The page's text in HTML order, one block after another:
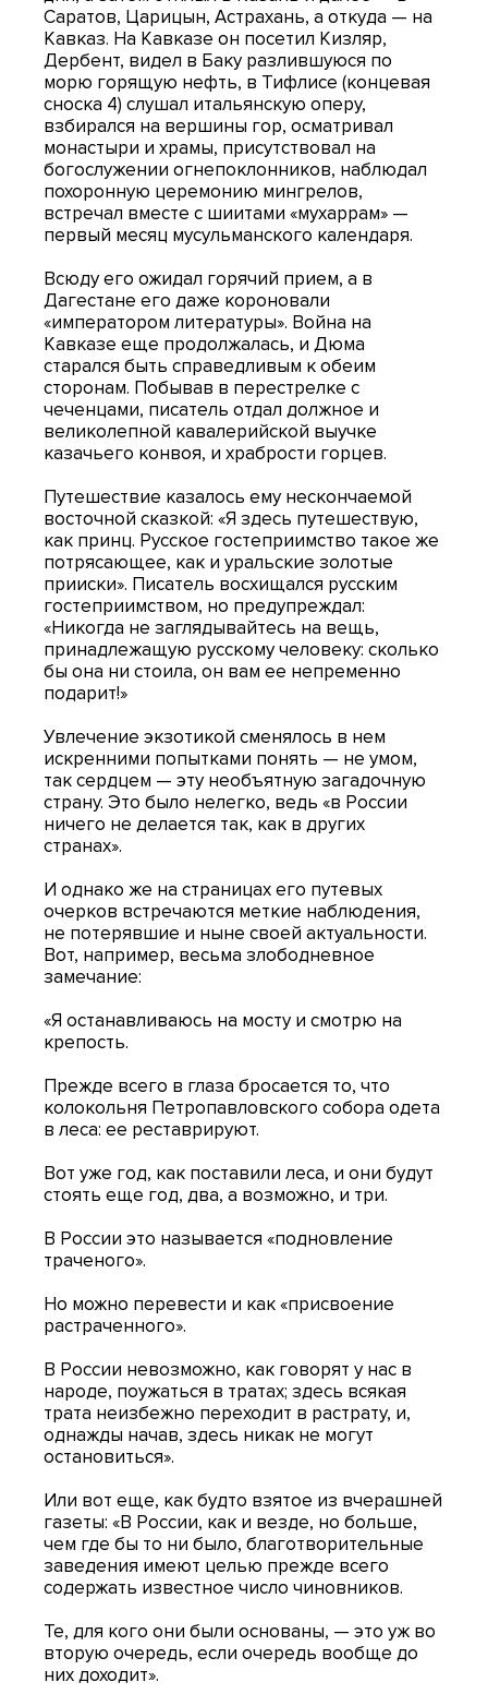
Саратов, Царицын, Астрахань, а откуда — на
Кавказ. На Кавказе он посетил Кизляр,
Дербент, видел в Баку разлившуюся по
морю горящую нефть, в Тифлисе (концевая
сноска 4) слушал итальянскую оперу,
взбирался на вершины гор, осматривал
монастыри и храмы, присутствовал на
богослужении огнепоклонников, наблюдал
похоронную церемонию мингрелов,
встречал вместе с шиитами «мухаррам» —
первый месяц мусульманского календаря.
Всюду его ожидал горячий прием, а в
Дагестане его даже короновали
«императором литературы». Война на
Кавказе еще продолжалась, и Дюма
старался быть справедливым к обеим
сторонам. Побывав в перестрелке с
чеченцами, писатель отдал должное и
великолепной кавалерийской выучке
казачьего конвоя, и храбрости горцев.
Путешествие казалось ему нескончаемой
восточной сказкой: «Я здесь путешествую,
как принц. Русское гостеприимство такое же
потрясающее, как и уральские золотые
прииски». Писатель восхищался русским
гостеприимством, но предупреждал:
«Никогда не заглядывайтесь на вещь,
принадлежащую русскому человеку: сколько
бы она ни стоила, он вам ее непременно
подарит!»
Увлечение экзотикой сменялось в нем
искренними попытками понять — не умом,
так сердцем — эту необъятную загадочную
страну. Это было нелегко, ведь «в России
ничего не делается так, как в других
странах».
И однако же на страницах его путевых
очерков встречаются меткие наблюдения,
не потерявшие и ныне своей актуальности.
Вот, например, весьма злободневное
замечание:
«Я останавливаюсь на мосту и смотрю на
крепость.
Прежде всего в глаза бросается то, что
колокольня Петропавловского собора одета
в леса: ее реставрируют.
Вот уже год, как поставили леса, и они будут
стоять еще год, два, а возможно, и три.
В России это называется «подновление
траченого».
Но можно перевести и как «присвоение
растраченного».
В России невозможно, как говорят у нас в
народе, поужаться в тратах; здесь всякая
трата неизбежно переходит в растрату, и,
однажды начав, здесь никак не могут
остановиться».
Или вот еще, как будто взятое из вчерашней
газеты: «В России, как и везде, но больше,
чем где бы то ни было, благотворительные
заведения имеют целью прежде всего
содержать известное число чиновников.
Те, для кого они были основаны, — это уж во
вторую очередь, если очередь вообще до
них доходит».